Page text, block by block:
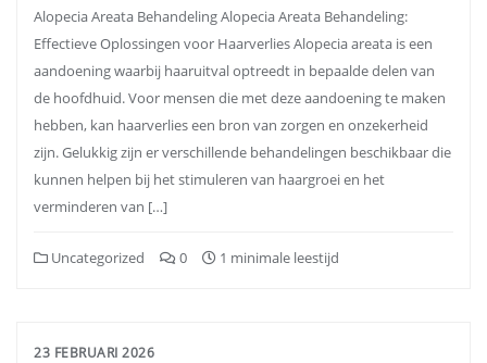
Alopecia Areata Behandeling Alopecia Areata Behandeling:
Effectieve Oplossingen voor Haarverlies Alopecia areata is een
aandoening waarbij haaruitval optreedt in bepaalde delen van
de hoofdhuid. Voor mensen die met deze aandoening te maken
hebben, kan haarverlies een bron van zorgen en onzekerheid
zijn. Gelukkig zijn er verschillende behandelingen beschikbaar die
kunnen helpen bij het stimuleren van haargroei en het
verminderen van […]
Uncategorized 0 1 minimale leestijd
23 FEBRUARI 2026